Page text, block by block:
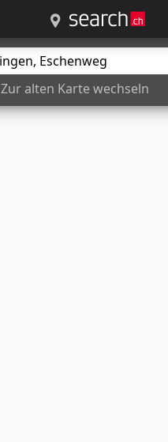
Zur alten Karte wechseln